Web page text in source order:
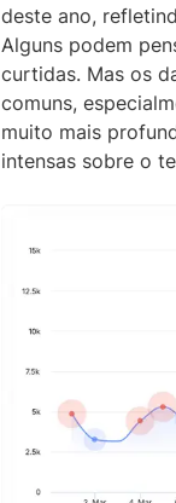
deste ano,
Alguns podem
curtidas. Mas os
comuns,
muito mais
intensas sobre o